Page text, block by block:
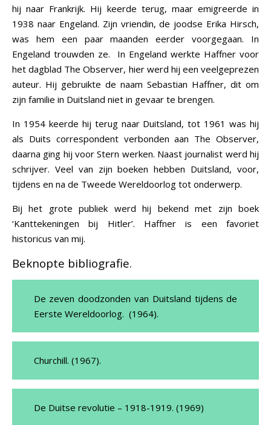
hij naar Frankrijk. Hij keerde terug, maar emigreerde in
1938 naar Engeland. Zijn vriendin, de joodse Erika Hirsch,
was hem een paar maanden eerder voorgegaan. In
Engeland trouwden ze. In Engeland werkte Haffner voor
het dagblad The Observer, hier werd hij een veelgeprezen
auteur. Hij gebruikte de naam Sebastian Haffner, dit om
zijn familie in Duitsland niet in gevaar te brengen.
In 1954 keerde hij terug naar Duitsland, tot 1961 was hij
als Duits correspondent verbonden aan The Observer,
daarna ging hij voor Stern werken. Naast journalist werd hij
schrijver. Veel van zijn boeken hebben Duitsland, voor,
tijdens en na de Tweede Wereldoorlog tot onderwerp.
Bij het grote publiek werd hij bekend met zijn boek
‘Kanttekeningen bij Hitler’. Haffner is een favoriet
historicus van mij.
Beknopte bibliografie.
De zeven doodzonden van Duitsland tijdens de
Eerste Wereldoorlog. (1964).
Churchill. (1967).
De Duitse revolutie – 1918-1919. (1969)